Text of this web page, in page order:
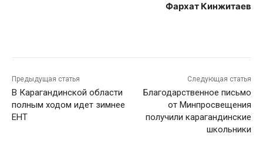
Фархат Кинжитаев
Предыдущая статья
В Карагандинской области
полным ходом идет зимнее
ЕНТ
Следующая статья
Благодарственное письмо
от Минпросвещения
получили карагандинские
школьники